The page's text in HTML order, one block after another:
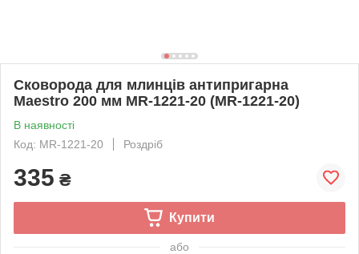
Сковорода для млинців антипригарна
Maestro 200 мм MR-1221-20 (MR-1221-20)
В наявності
Код: MR-1221-20
Роздріб
335 ₴
Купити
або